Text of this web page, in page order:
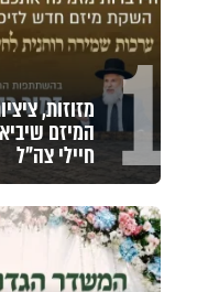
1 מזוזות,
המיזם
חיילי צה"ל